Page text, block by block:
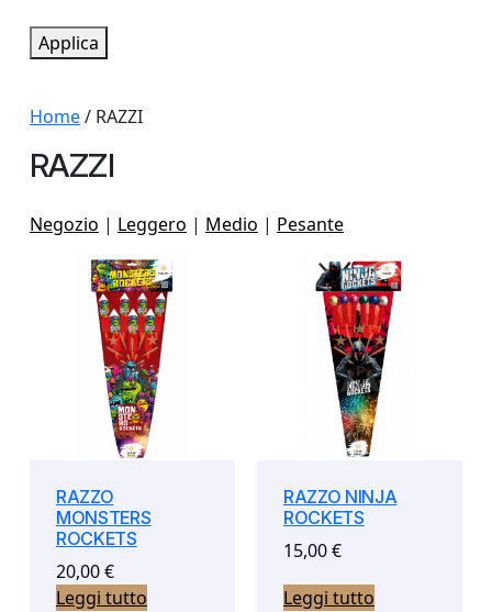
o
r
a
s
o
n
i
b
Applica
Home/ RAZZI
RAZZI
Negozio | Leggero | Medio | Pesante
RAZZO
MONSTERS
ROCKETS
20,00€
Leggi tutto
RAZZO NINJA
ROCKETS
15,00€
Leggi tutto